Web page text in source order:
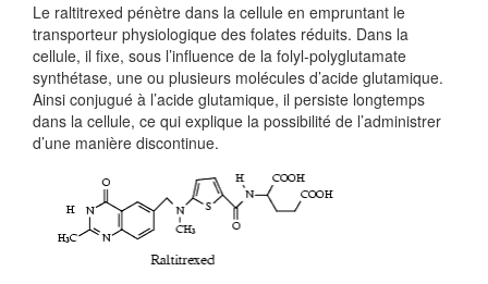
Le raltitrexed pénètre dans la cellule en empruntant le
transporteur physiologique des folates réduits. Dans la
cellule, il fixe, sous l’influence de la folyl-polyglutamate
synthétase, une ou plusieurs molécules d’acide glutamique.
Ainsi conjugué à l’acide glutamique, il persiste longtemps
dans la cellule, ce qui explique la possibilité de l’administrer
d’une manière discontinue.